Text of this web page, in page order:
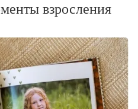
взросления